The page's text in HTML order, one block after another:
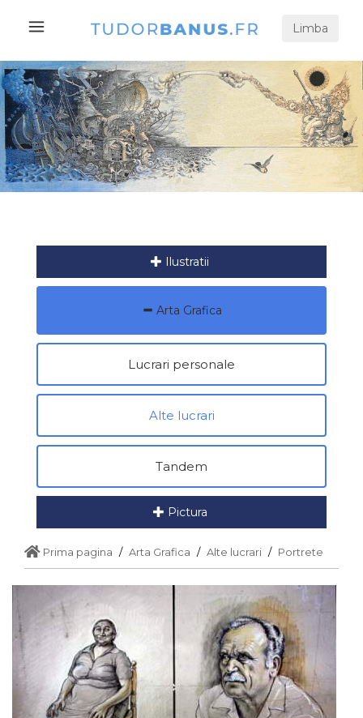
Limba
Ilustratii
Arta Grafica
Lucrari personale
Alte lucrari
Tandem
Pictura
Prima pagina Arta Grafica Alte lucrari Portrete